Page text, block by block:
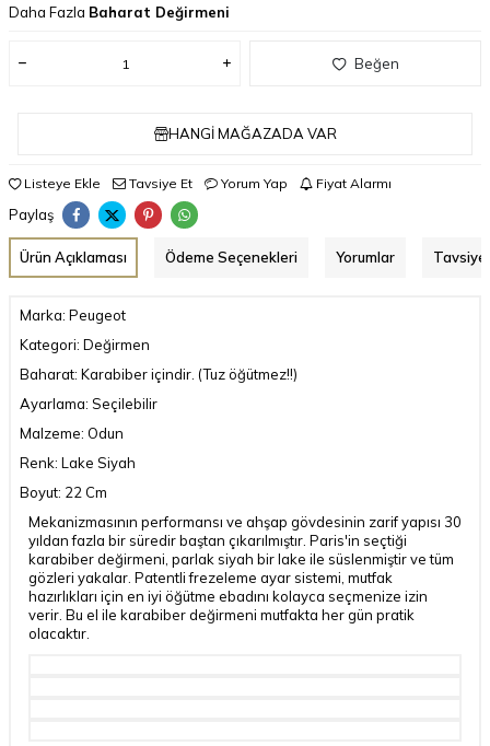
Daha Fazla Baharat Değirmeni
Beğen
HANGI MAĞAZADA VAR
Listeye Ekle Tavsiye Et Yorum Yap Fiyat Alarmı
Paylaş
Ürün Açıklaması Ödeme Seçenekleri Yorumlar Tavsiye
Marka: Peugeot
Kategori: Değirmen
Baharat: Karabiber içindir. (Tuz öğütmez!!)
Ayarlama: Seçilebilir
Malzeme: Odun
Renk: Lake Siyah
Boyut: 22 Cm
Mekanizmasının performansı ve ahşap gövdesinin zarif yapısı 30
yıldan fazla bir süredir baştan çıkarılmıştır. Paris'in seçtiği
karabiber değirmeni, parlak siyah bir lake ile süslenmiştir ve tüm
gözleri yakalar. Patentli frezeleme ayar sistemi, mutfak
hazırlıkları için en iyi öğütme ebadını kolayca seçmenize izin
verir. Bu el ile karabiber değirmeni mutfakta her gün pratik
olacaktır.